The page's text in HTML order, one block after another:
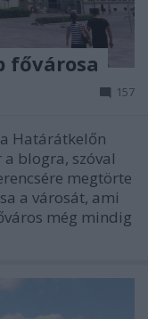
fővárosa
157
Határátkelőn
a blogra, szóval
megtörte
a városát, ami
még mindig